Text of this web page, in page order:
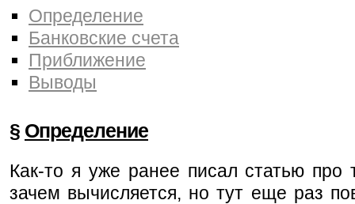
Определение
Банковские счета
Приближение
Выводы
§ Определение
Как-то я уже ранее писал статью про
зачем вычисляется, но тут еще раз